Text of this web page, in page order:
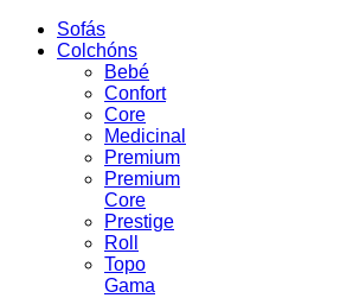
Sofás
Colchóns
Bebé
Confort
Core
Medicinal
Premium
Premium
Core
Prestige
Roll
Topo
Gama